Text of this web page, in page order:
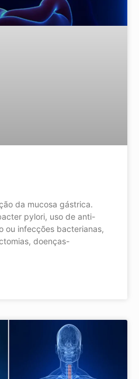
da mucosa gástrica.
pylori, uso de anti-
ou infecções bacterianas,
doenças-